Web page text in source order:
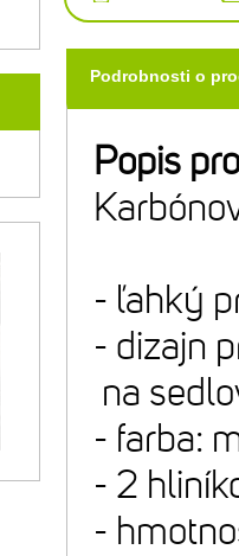
Podrobnosti o
Popis
- ľahký
- dizajn
na
- farba:
- 2
-